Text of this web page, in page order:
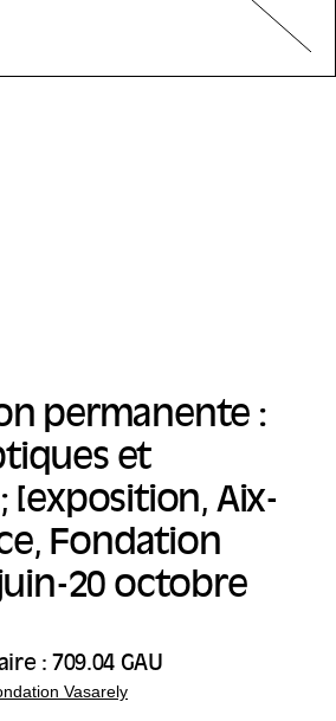
permanente :
et
[exposition, Aix-
Fondation
20 octobre
: 709.04 GAU
Vasarely